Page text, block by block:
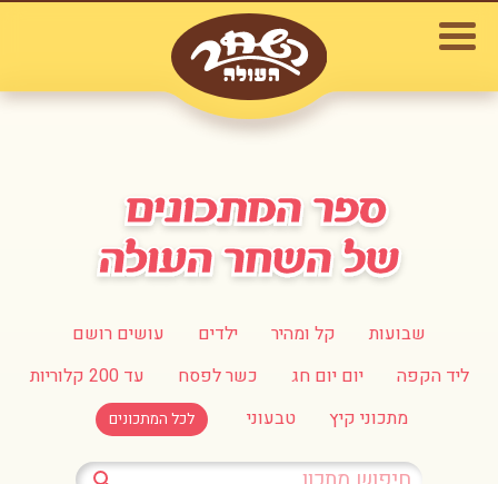
שבועות קל ומהיר ילדים
עושים רושם
ליד הקפה
יום יום חג כשר לפסח
עד 200 קלוריות
מתכוני קיץ
טבעוני לכל המתכונים